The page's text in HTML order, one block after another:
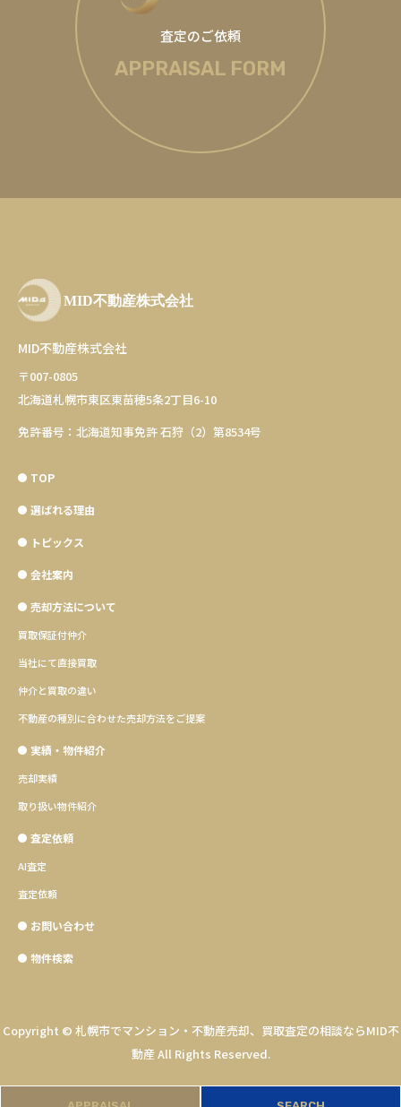
査定のご依頼
APPRAISAL FORM
MID不動産株式会社
〒007-0805
北海道札幌市東区東苗穂5条2丁目6-10
免許番号：北海道知事免許 石狩（2）第8534号
TOP
選ばれる理由
トピックス
会社案内
売却方法について
買取保証付仲介
当社にて直接買取
仲介と買取の違い
不動産の種別に合わせた売却方法をご提案
実績・物件紹介
売却実績
取り扱い物件紹介
査定依頼
AI査定
査定依頼
お問い合わせ
物件検索
Copyright © 札幌市でマンション・不動産売却、買取査定の相談ならMID不
動産All Rights Reserved.